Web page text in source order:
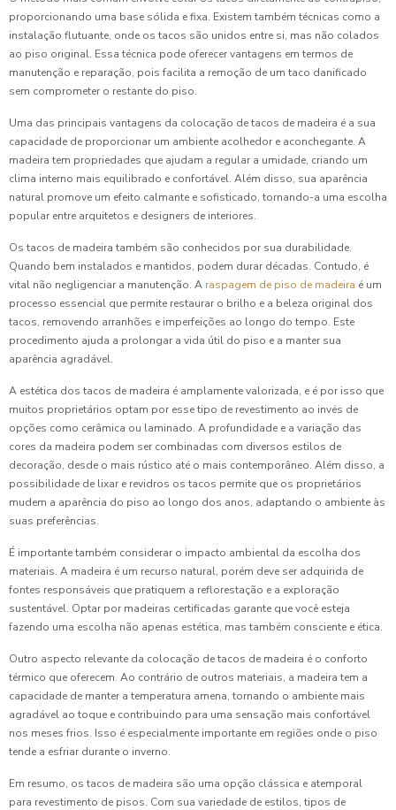
proporcionando uma base sólida e fixa. Existem também técnicas como a
instalação flutuante, onde os tacos são unidos entre si, mas não colados
ao piso original. Essa técnica pode oferecer vantagens em termos de
manutenção e reparação, pois facilita a remoção de um taco danificado
sem comprometer o restante do piso.
Uma das principais vantagens da colocação de tacos de madeira é a sua
capacidade de proporcionar um ambiente acolhedor e aconchegante. A
madeira tem propriedades que ajudam a regular a umidade, criando um
clima interno mais equilibrado e confortável. Além disso, sua aparência
natural promove um efeito calmante e sofisticado, tornando-a uma escolha
popular entre arquitetos e designers de interiores.
Os tacos de madeira também são conhecidos por sua durabilidade.
Quando bem instalados e mantidos, podem durar décadas. Contudo, é
vital não negligenciar a manutenção. A raspagem de piso de madeira é um
processo essencial que permite restaurar o brilho e a beleza original dos
tacos, removendo arranhões e imperfeições ao longo do tempo. Este
procedimento ajuda a prolongar a vida útil do piso e a manter sua
aparência agradável.
A estética dos tacos de madeira é amplamente valorizada, e é por isso que
muitos proprietários optam por esse tipo de revestimento ao invés de
opções como cerâmica ou laminado. A profundidade e a variação das
cores da madeira podem ser combinadas com diversos estilos de
decoração, desde o mais rústico até o mais contemporâneo. Além disso, a
possibilidade de lixar e revidros os tacos permite que os proprietários
mudem a aparência do piso ao longo dos anos, adaptando o ambiente às
suas preferências.
É importante também considerar o impacto ambiental da escolha dos
materiais. A madeira é um recurso natural, porém deve ser adquirida de
fontes responsáveis que pratiquem a reflorestação e a exploração
sustentável. Optar por madeiras certificadas garante que você esteja
fazendo uma escolha não apenas estética, mas também consciente e ética.
Outro aspecto relevante da colocação de tacos de madeira é o conforto
térmico que oferecem. Ao contrário de outros materiais, a madeira tem a
capacidade de manter a temperatura amena, tornando o ambiente mais
agradável ao toque e contribuindo para uma sensação mais confortável
nos meses frios. Isso é especialmente importante em regiões onde o piso
tende a esfriar durante o inverno.
Em resumo, os tacos de madeira são uma opção clássica e atemporal
para revestimento de pisos. Com sua variedade de estilos, tipos de